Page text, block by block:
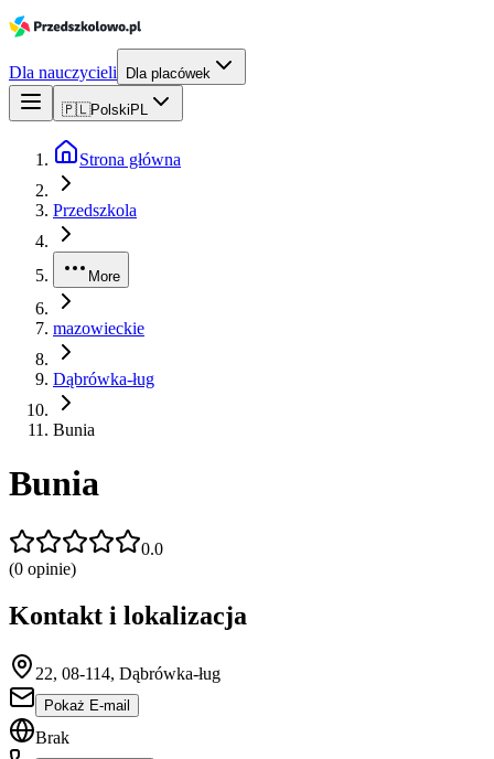
Dla nauczycieli Dla placówek
🇵🇱Polski PL
Strona główna
Przedszkola
More
mazowieckie
Dąbrówka-ług
Bunia
Bunia
0.0
(0 opinie)
Kontakt i lokalizacja
22, 08-114, Dąbrówka-ług
Pokaż E-mail
Brak